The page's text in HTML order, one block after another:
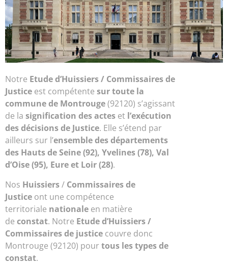
Notre Etude d’Huissiers / Commissaires de
Justice est compétente sur toute la
commune de Montrouge(92120) s’agissant
de la signification des actes et l’exécution
des décisions de Justice. Elle s’étend par
ailleurs sur l’ensemble des départements
des Hauts de Seine (92), Yvelines (78), Val
d’Oise (95), Eure et Loir (28).
Nos Huissiers/ Commissaires de
Justice ont une compétence
territoriale nationale en matière
de constat. Notre Etude d’Huissiers /
Commissaires de justice couvre donc
Montrouge (92120) pour tous les types de
constat.